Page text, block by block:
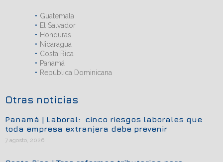
Guatemala
El Salvador
Honduras
Nicaragua
Costa Rica
Panamá
República Dominicana
Otras noticias
Panamá | Laboral: cinco riesgos laborales que
toda empresa extranjera debe prevenir
7 agosto, 2026